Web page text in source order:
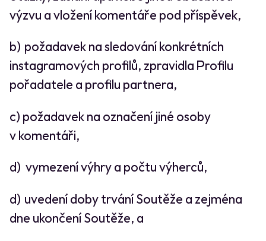
výzvu a vložení komentáře pod příspěvek,
b) požadavek na sledování konkrétních
instagramových profilů, zpravidla Profilu
pořadatele a profilu partnera,
c) požadavek na označení jiné osoby
v komentáři,
d) vymezení výhry a počtu výherců,
d) uvedení doby trvání Soutěže a zejména
dne ukončení Soutěže, a